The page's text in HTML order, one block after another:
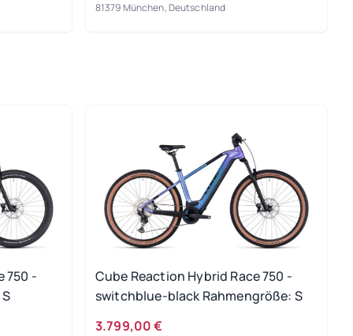
81379 München, Deutschland
750 -
Cube Reaction Hybrid Race 750 -
switchblue-black Rahmengröße: S
3.799,00 €